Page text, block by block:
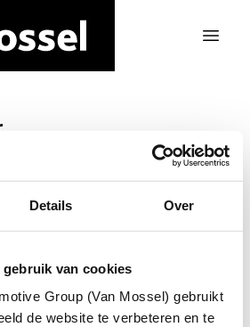
Details Over
gebruik van cookies
Group (Van Mossel) gebruikt
de website te verbeteren en te